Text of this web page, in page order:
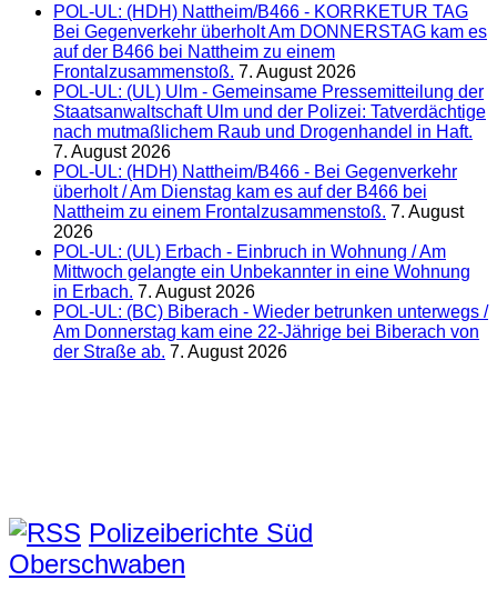
POL-UL: (HDH) Nattheim/B466 - KORRKETUR TAG
Bei Gegenverkehr überholt Am DONNERSTAG kam es
auf der B466 bei Nattheim zu einem
Frontalzusammenstoß. 7. August 2026
POL-UL: (UL) Ulm - Gemeinsame Pressemitteilung der
Staatsanwaltschaft Ulm und der Polizei: Tatverdächtige
nach mutmaßlichem Raub und Drogenhandel in Haft.
7. August 2026
POL-UL: (HDH) Nattheim/B466 - Bei Gegenverkehr
überholt / Am Dienstag kam es auf der B466 bei
Nattheim zu einem Frontalzusammenstoß. 7. August
2026
POL-UL: (UL) Erbach - Einbruch in Wohnung / Am
Mittwoch gelangte ein Unbekannter in eine Wohnung
in Erbach. 7. August 2026
POL-UL: (BC) Biberach - Wieder betrunken unterwegs /
Am Donnerstag kam eine 22-Jährige bei Biberach von
der Straße ab. 7. August 2026
Polizeiberichte Süd
Oberschwaben